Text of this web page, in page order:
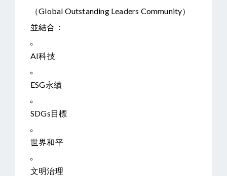
（Global Outstanding Leaders Community）
並結合：
AI科技
ESG永續
SDGs目標
世界和平
文明治理